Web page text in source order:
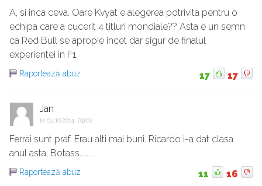
A, si inca ceva. Oare Kvyat e alegerea potrivita pentru o
echipa care a cucerit 4 titluri mondiale?? Asta e un semn
ca Red Bull se apropie incet dar sigur de finalul
experientei in F1.
Raportează abuz 17 17
Jan
la 04.10.2014, 09:02
Ferrai sunt praf. Erau alti mai buni. Ricardo i-a dat clasa
anul asta, Botass...... .
Raportează abuz 11 16